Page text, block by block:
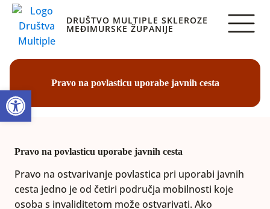
DRUŠTVO MULTIPLE SKLEROZE
MEĐIMURSKE ŽUPANIJE
Pravo na povlasticu uporabe javnih cesta
Pravo na povlasticu uporabe javnih cesta
Pravo na ostvarivanje povlastica pri uporabi javnih
cesta jedno je od četiri područja mobilnosti koje
osoba s invaliditetom može ostvarivati. Ako
Open toolbar